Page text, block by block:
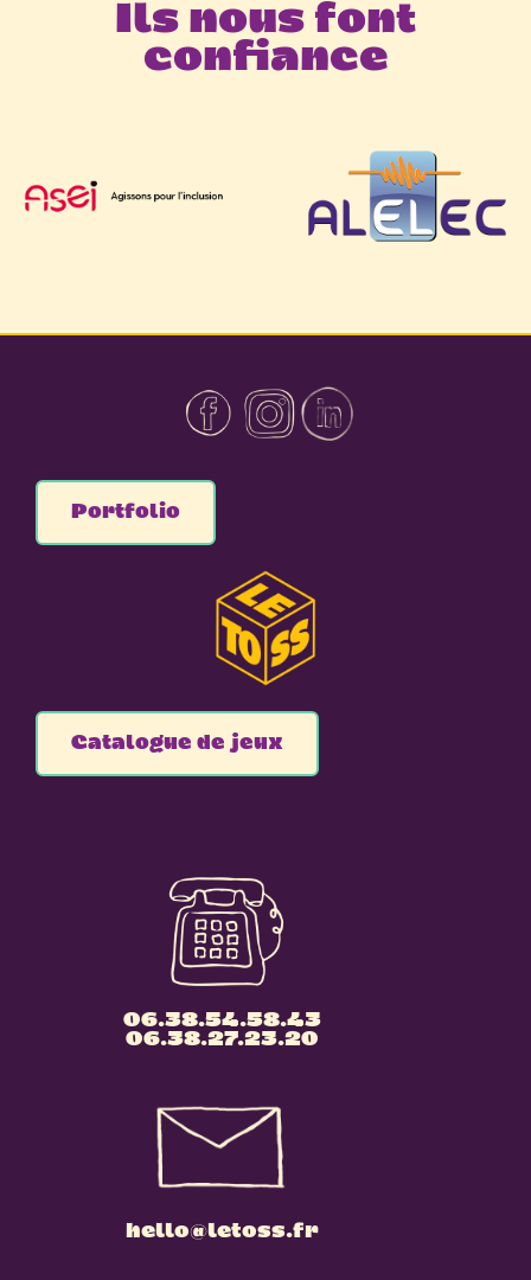
Ils nous font
confiance
Portfolio
Catalogue de jeux
06.38.54.58.43
06.38.27.23.20
hello@letoss.fr